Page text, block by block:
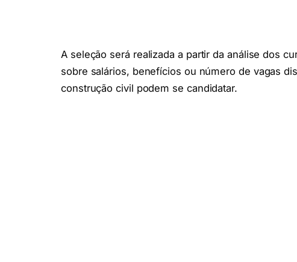
A seleção será realizada a partir da análise dos
sobre salários, benefícios ou número de vagas
construção civil podem se candidatar.